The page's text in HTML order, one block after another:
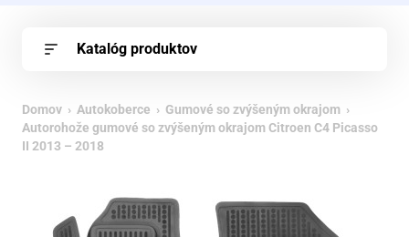
Katalóg produktov
Domov › Autokoberce › Gumové so zvýšeným okrajom ›
Autorohože gumové so zvýšeným okrajom Citroen C4 Picasso
II 2013 – 2018